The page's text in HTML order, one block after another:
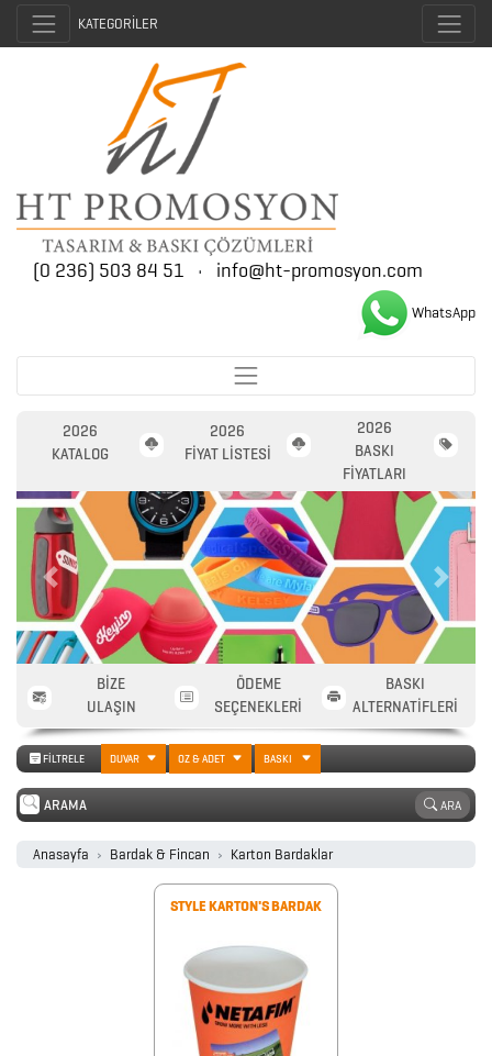
PROMOSYON
AJANDA
2026
PROMOSYON
TAKVİM
ANAHTARLIK
ARABA
AKSESUARLARI
KATEGORİLER
(0 236) 503 84 51 • info@ht-promosyon.com
WhatsApp
2026
KATALOG
2026
FİYAT LİSTESİ
2026
BASKI
FİYATLARI
Previous Next
BİZE
ULAŞIN
ÖDEME
SEÇENEKLERİ
BASKI
ALTERNATİFLERİ
FİLTRELE DUVAR OZ & ADET BASKI
ARA
Anasayfa Bardak & Fincan Karton Bardaklar
STYLE KARTON'S BARDAK